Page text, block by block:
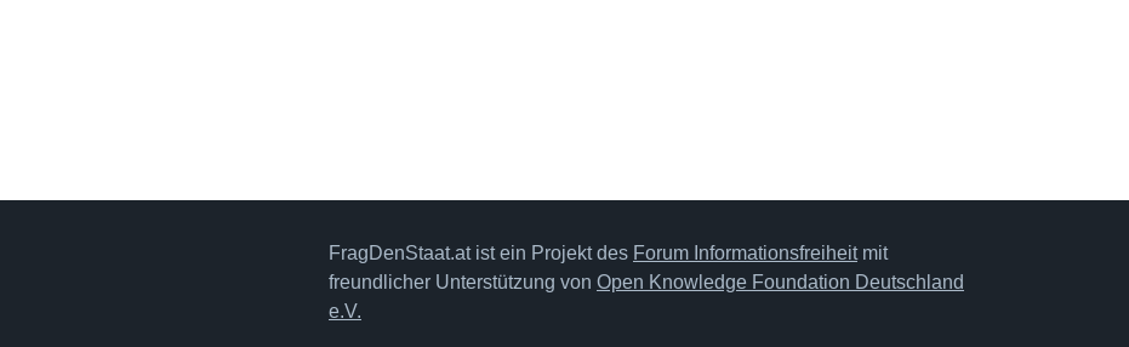
FragDenStaat.at ist ein Projekt des Forum Informationsfreiheitmit
freundlicher Unterstützung von Open Knowledge Foundation Deutschland
e.V.